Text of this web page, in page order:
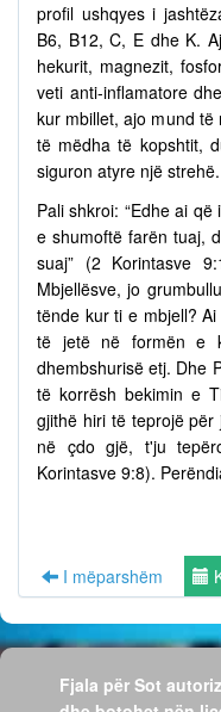
profil ushqyes i
B6, B12, C, E dhe K.
hekurit, magnezit,
veti anti-inflamatore
kur mbillet, ajo mund
të mëdha të kopshtit,
siguron atyre një strehë.
Pali shkroi: “Edhe ai
e shumoftë farën tuaj,
suaj” (2 Korintasve
Mbjellësve, jo
tënde kur ti e mbjell?
të jetë në formën e
dhembshurisë etj. Dhe
të korrësh bekimin e
gjithë hiri të teprojë
në çdo gjë, t'ju
Korintasve 9:8).
I mëparshëm
Fjala për Sot